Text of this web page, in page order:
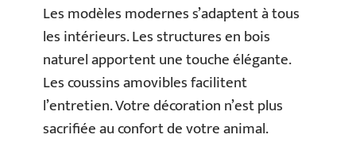
Les modèles modernes s’adaptent à tous
les intérieurs. Les structures en bois
naturel apportent une touche élégante.
Les coussins amovibles facilitent
l’entretien. Votre décoration n’est plus
sacrifiée au confort de votre animal.